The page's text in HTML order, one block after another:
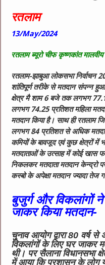
रतलाम
13/May/2024
रतलाम ब्यूरो चीफ कृष्णकांत मालवीय
रतलाम-झाबुआ लोकसभा निर्वाचन
शांतिपूर्ण तरीके से मतदान संपन्न
क्षेत्र मै शाम 6 बजे तक लगभग
लगभग 74.25 प्रतिशत महिला
मतदान किया है। साथ ही रतलाम
लगभग 84 प्रतिशत से अधिक
कमियों के बावजूद एवं कुछ क्षेत्रों में
मतदाताओं के उत्साह में कोई खास
निकलकर मतदाता मतदान केन्द्रो
कस्बो के अपेक्षा मतदान ज्यादा तेज
बुजुर्ग और विकलांगों
जाकर किया मतदान-
चुनाव आयोग द्वारा 80 वर्ष
विकलांगों के लिए घर जाकर
थी। पर सैलाना विधानसभा
में आया कि प्रशासन के लोग